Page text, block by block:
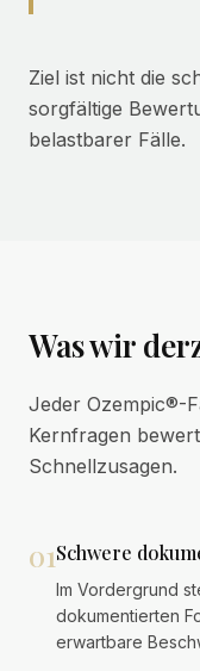
Ziel ist nicht die
sorgfältige
belastbarer Fälle.
Was wir
Jeder Ozempic®-
Kernfragen
Schnellzusagen.
01Schwere
Im Vordergrund
dokumentierten
erwartbare